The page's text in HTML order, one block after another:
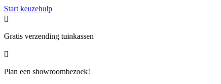
Start keuzehulp

Gratis verzending tuinkassen

Plan een showroombezoek!